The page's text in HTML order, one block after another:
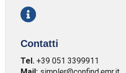
Contatti
Tel. +39 051 3399911